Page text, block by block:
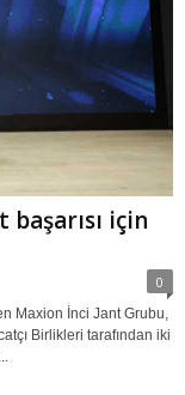
için
0
Maxion İnci Jant Grubu,
Birlikleri tarafından iki